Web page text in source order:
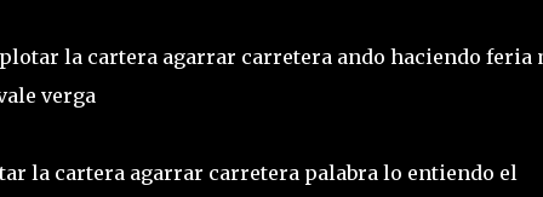
la cartera agarrar carretera ando haciendo feria
verga
la cartera agarrar carretera palabra lo entiendo el